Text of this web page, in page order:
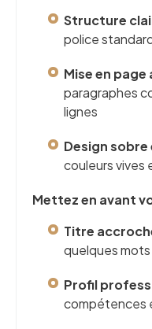
Structure
police
Mise en page
paragraphes
lignes
Design
couleurs vives
Mettez en avant
Titre
quelques mots
Profil
compétences